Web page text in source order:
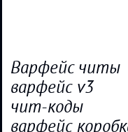
Варфейс читы
варфейс v3
чит-коды
варфейс